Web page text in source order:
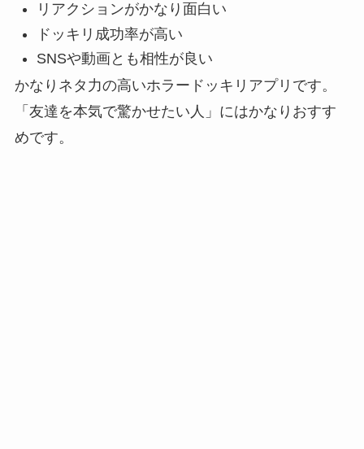
リアクションがかなり面白い
ドッキリ成功率が高い
SNSや動画とも相性が良い
かなりネタ力の高いホラードッキリアプリです。
「友達を本気で驚かせたい人」にはかなりおすす
めです。